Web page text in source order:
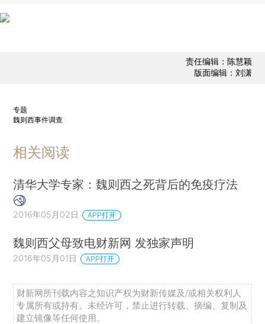
责任编辑：陈慧颖
版面编辑：刘潇
专题
魏则西事件调查
相关阅读
清华大学专家：魏则西之死背后的免疫疗法
2016年05月02日 APP打开
魏则西父母致电财新网 发独家声明
2016年05月01日 APP打开
财新网所刊载内容之知识产权为财新传媒及/或相关权利人
专属所有或持有。未经许可，禁止进行转载、摘编、复制及
建立镜像等任何使用。